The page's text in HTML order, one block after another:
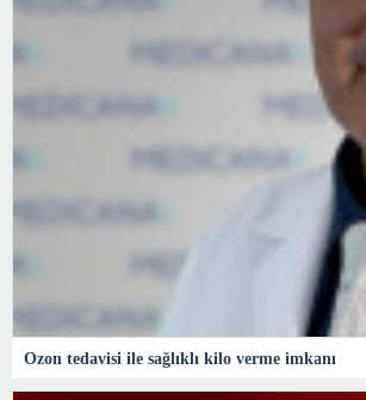
Ozon tedavisi ile sağlıklı kilo verme imkanı